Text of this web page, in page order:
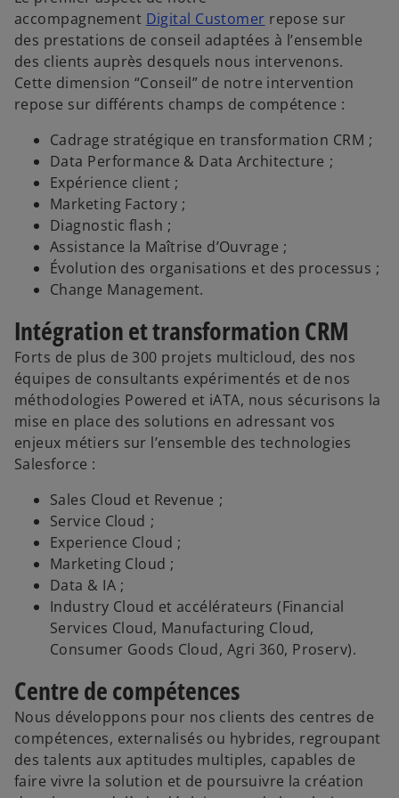
V
i
d
e
o
accompagnement Digital Customer repose sur
des prestations de conseil adaptées à l’ensemble
des clients auprès desquels nous intervenons.
Cette dimension “Conseil” de notre intervention
repose sur différents champs de compétence :
Cadrage stratégique en transformation CRM ;
Data Performance & Data Architecture ;
Expérience client ;
Marketing Factory ;
Diagnostic flash ;
Assistance la Maîtrise d’Ouvrage ;
Évolution des organisations et des processus ;
Change Management.
Intégration et transformation CRM
Forts de plus de 300 projets multicloud, des nos
équipes de consultants expérimentés et de nos
méthodologies Powered et iATA, nous sécurisons la
mise en place des solutions en adressant vos
enjeux métiers sur l’ensemble des technologies
Salesforce :
Sales Cloud et Revenue ;
Service Cloud ;
Experience Cloud ;
Marketing Cloud ;
Data & IA ;
Industry Cloud et accélérateurs (Financial
Services Cloud, Manufacturing Cloud,
Consumer Goods Cloud, Agri 360, Proserv).
Centre de compétences
Nous développons pour nos clients des centres de
compétences, externalisés ou hybrides, regroupant
des talents aux aptitudes multiples, capables de
faire vivre la solution et de poursuivre la création